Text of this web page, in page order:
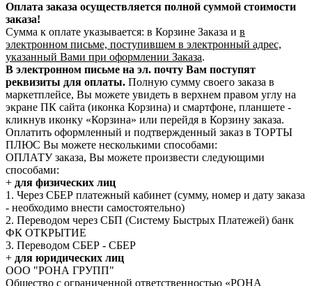
Оплата заказа осуществляется полной суммой стоимости
заказа!
Сумма к оплате указывается: в Корзине Заказа и в
электронном письме, поступившем в электронный адрес,
указанный Вами при оформлении Заказа.
В электронном письме на эл. почту Вам поступят
реквизиты для оплаты. Полную сумму своего заказа в
маркетплейсе, Вы можете увидеть в верхнем правом углу на
экране ПК сайта (иконка Корзина) и смартфоне, планшете -
кликнув иконку «Корзина» или перейдя в Корзину заказа.
Оплатить оформленный и подтвержденный заказ в ТОРТЫ
ПЛЮС Вы можете несколькими способами:
ОПЛАТУ заказа, Вы можете произвести следующими
способами:
+ для физических лиц
1. Через СБЕР платежный кабинет (сумму, номер и дату заказа
- необходимо внести самостоятельно)
2. Переводом через СБП (Систему Быстрых Платежей) банк
ФК ОТКРЫТИЕ
3. Переводом СБЕР - СБЕР
+ для юридических лиц
ООО "РОНА ГРУПП"
Общество с ограниченной ответственностью «РОНА